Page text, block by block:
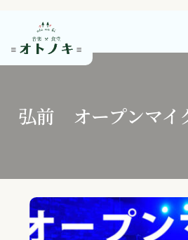
弘前 オープンマイ